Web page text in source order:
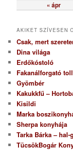
« ápr
AKIKET SZÍVESEN
Csak, mert
Dina világa
Erdőkóstoló
Fakanálforgató
Gyömbér
Kakukkfű –
Kisildi
Marka
Sherpa konyhája
Tarka Bárka –
TücsökBogár